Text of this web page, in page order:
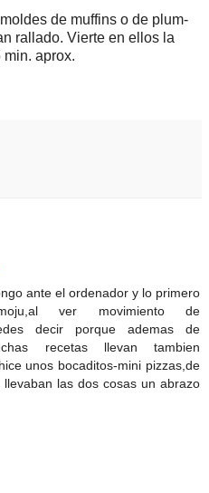
de muffins o de plum-
rallado. Vierte en ellos la
aprox.
ante el ordenador y lo primero
ver movimiento de
decir porque ademas de
recetas llevan tambien
unos bocaditos-mini pizzas,de
las dos cosas un abrazo